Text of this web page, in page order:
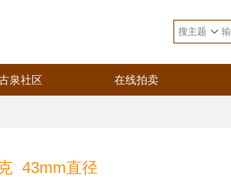
泉社区 在线拍卖
43mm直径